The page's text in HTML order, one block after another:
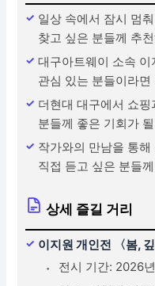
일상 속에서 잠시 멈
찾고 싶은 분들께 추
대구아트웨이 소속
관심 있는 분들이라
더현대 대구에서 쇼
분들께 좋은 기회가
작가와의 만남을 통
직접 듣고 싶은 분들
상세 즐길 거리
이지원 개인전 〈봄, 깊
전시 기간: 2026